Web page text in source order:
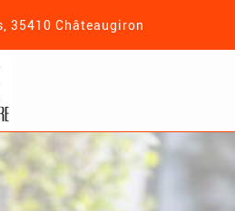
35410 Châteaugiron